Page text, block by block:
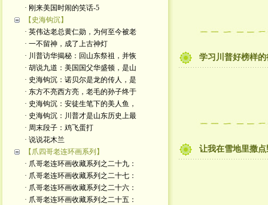
· 刚来美国时闹的笑话-5
【史海钩沉】
· 英伟达老总黄仁勋，为何至今被老
· 一不留神，成了上古神灯
· 川普访华揭秘：回山东祭祖，并恢
· 胡说九道：美国国父华盛顿，是山
· 史海钩沉：诺贝尔是龙的传人，是
· 东方不亮西方亮，老毛的孙子终于
· 史海钩沉：安徒生笔下的美人鱼，
· 史海钩沉：川普才是山东历史上最
· 周末段子：鸡飞蛋打
· 说说花木兰
【爪四哥老连环画系列】
· 爪哥老连环画收藏系列之二十九：
· 爪哥老连环画收藏系列之二十七：
· 爪哥老连环画收藏系列之二十六：
· 爪哥老连环画收藏系列之二十五：
学习川普好榜样
让我在雪地里撒点